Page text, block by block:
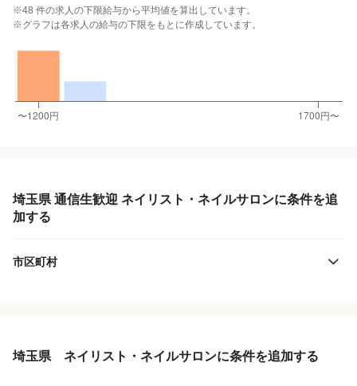
※48 件の求人の下限給与から平均値を算出しています。
※グラフは各求人の給与の下限をもとに作成しています。
埼玉県 通信生歓迎 ネイリスト・ネイルサロンに条件を追
加する
市区町村
埼玉県 ネイリスト・ネイルサロンに条件を追加する